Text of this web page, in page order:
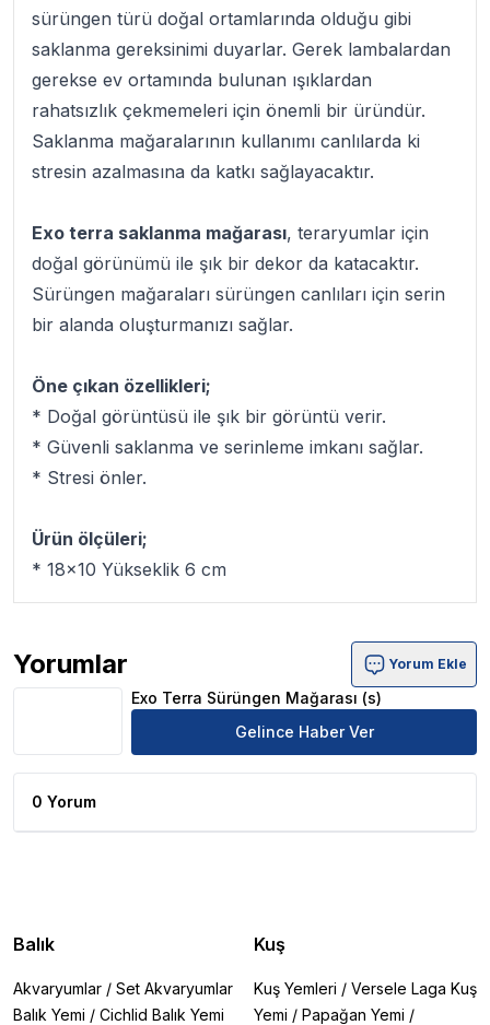
sürüngen türü doğal ortamlarında olduğu gibi
saklanma gereksinimi duyarlar. Gerek lambalardan
gerekse ev ortamında bulunan ışıklardan
rahatsızlık çekmemeleri için önemli bir üründür.
Saklanma mağaralarının kullanımı canlılarda ki
stresin azalmasına da katkı sağlayacaktır.
Exo terra saklanma mağarası, teraryumlar için
doğal görünümü ile şık bir dekor da katacaktır.
Sürüngen mağaraları sürüngen canlıları için serin
bir alanda oluşturmanızı sağlar.
Öne çıkan özellikleri;
* Doğal görüntüsü ile şık bir görüntü verir.
* Güvenli saklanma ve serinleme imkanı sağlar.
* Stresi önler.
Ürün ölçüleri;
* 18x10 Yükseklik 6 cm
Yorumlar
Exo Terra Sürüngen Mağarası (s) Ürün Yorumları
Yorum Ekle
Exo Terra Sürüngen Mağarası (s)
Gelince Haber Ver
0 Yorum
Balık
Akvaryumlar / Set Akvaryumlar
Balık Yemi / Cichlid Balık Yemi
Kuş
Kuş Yemleri / Versele Laga Kuş
Yemi / Papağan Yemi /